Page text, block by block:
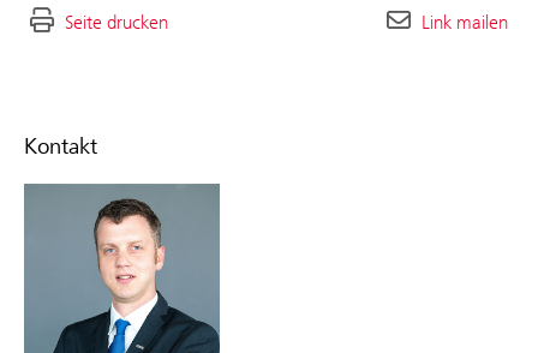
Kontakt
Seite drucken Link mailen